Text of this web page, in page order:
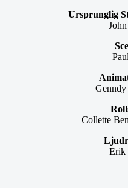
Ursprunglig
Collette
Erik